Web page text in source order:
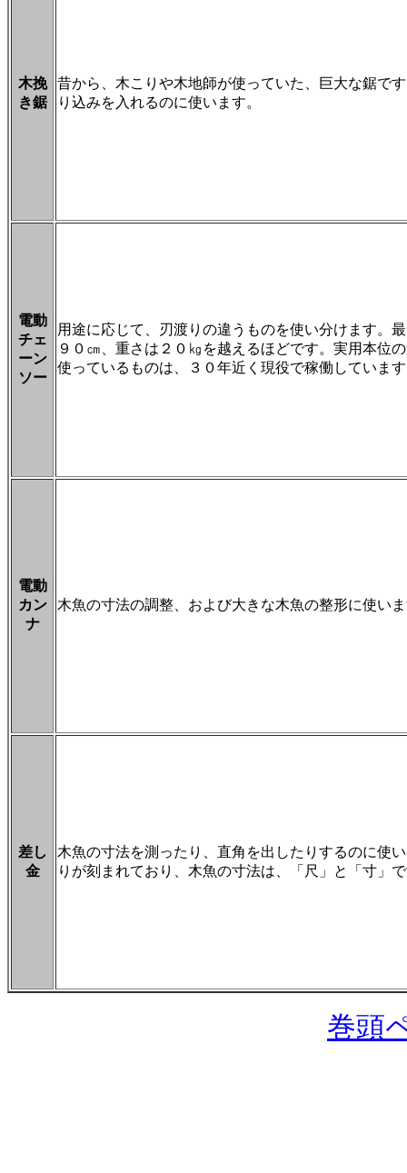
木挽
き鋸
昔から、木こりや木地師が使っていた、巨大な鋸で
り込みを入れるのに使います。
電動
チェ
ーン
ソー
用途に応じて、刃渡りの違うものを使い分けます。
９０㎝、重さは２０㎏を越えるほどです。実用本位
使っているものは、３０年近く現役で稼働していま
電動
カン
ナ
木魚の寸法の調整、および大きな木魚の整形に使い
差し
金
木魚の寸法を測ったり、直角を出したりするのに使
りが刻まれており、木魚の寸法は、「尺」と「寸」
巻頭